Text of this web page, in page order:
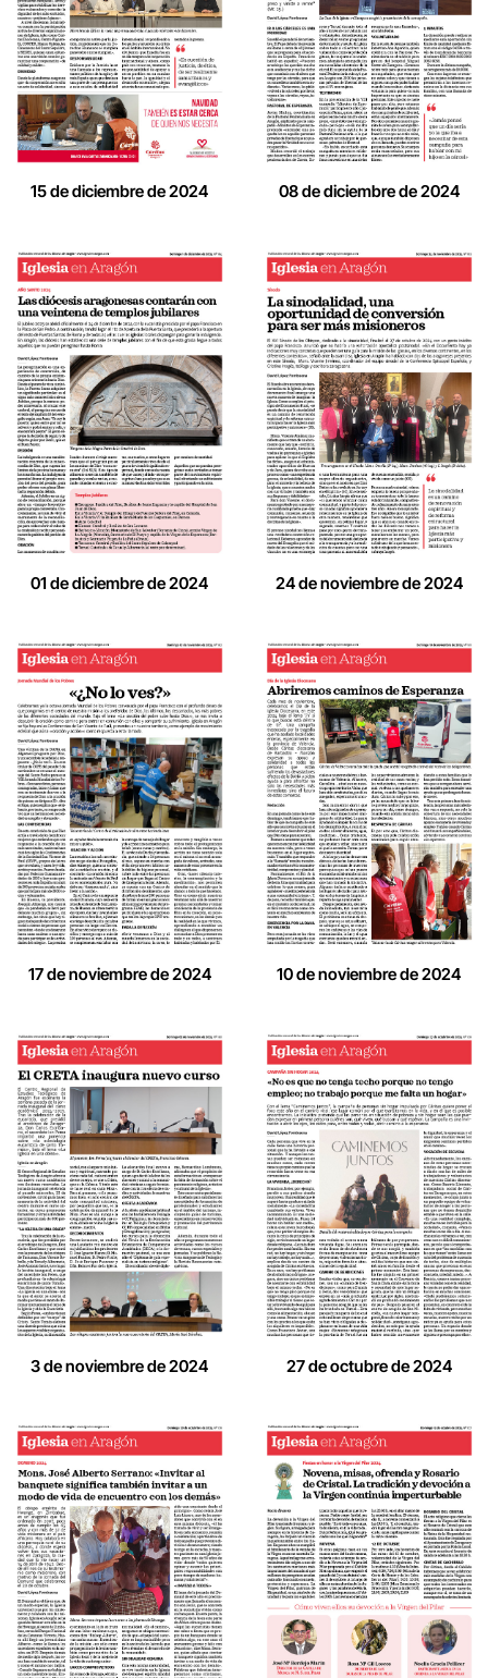
15 de diciembre de 2024 08 de diciembre de 2024
01 de diciembre de 2024 24 de noviembre de 2024
17 de noviembre de 2024 10 de noviembre de 2024
3 de noviembre de 2024 27 de octubre de 2024